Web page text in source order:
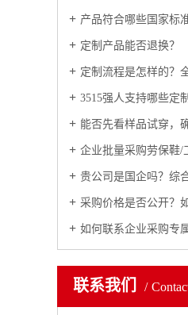
产品符合哪些国家标准
定制产品能否退换？
定制流程是怎样的？
3515强人支持哪些定
能否先看样品试穿，确
企业批量采购劳保鞋/工
贵公司是国企吗？综
采购价格是否公开？
如何联系企业采购专
联系我们